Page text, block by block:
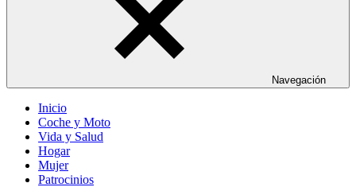
Navegación
Inicio
Coche y Moto
Vida y Salud
Hogar
Mujer
Patrocinios